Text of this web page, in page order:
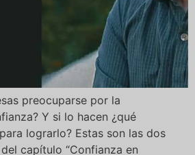
preocuparse por la
Y si lo hacen ¿qué
lograrlo? Estas son las dos
capítulo “Confianza en